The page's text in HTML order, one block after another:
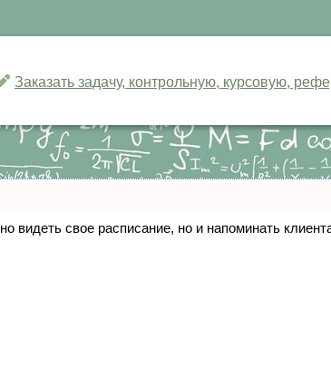
Заказать задачу, контрольную, курсовую,
видеть свое расписание, но и напоминать